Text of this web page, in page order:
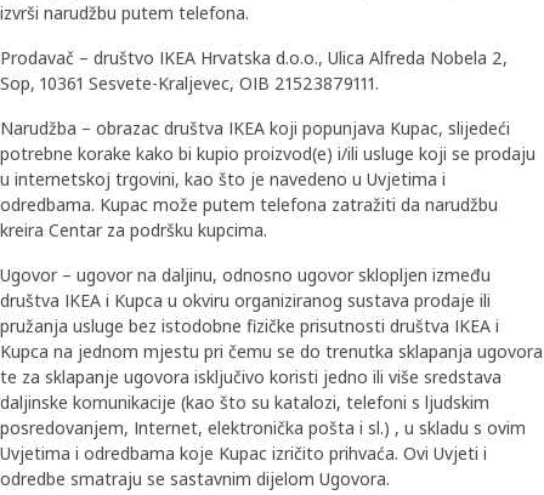
izvrši narudžbu putem telefona.
Prodavač – društvo IKEA Hrvatska d.o.o., Ulica Alfreda Nobela 2,
Sop, 10361 Sesvete-Kraljevec, OIB 21523879111.
Narudžba – obrazac društva IKEA koji popunjava Kupac, slijedeći
potrebne korake kako bi kupio proizvod(e) i/ili usluge koji se prodaju
u internetskoj trgovini, kao što je navedeno u Uvjetima i
odredbama. Kupac može putem telefona zatražiti da narudžbu
kreira Centar za podršku kupcima.
Ugovor – ugovor na daljinu, odnosno ugovor sklopljen između
društva IKEA i Kupca u okviru organiziranog sustava prodaje ili
pružanja usluge bez istodobne fizičke prisutnosti društva IKEA i
Kupca na jednom mjestu pri čemu se do trenutka sklapanja ugovora
te za sklapanje ugovora isključivo koristi jedno ili više sredstava
daljinske komunikacije (kao što su katalozi, telefoni s ljudskim
posredovanjem, Internet, elektronička pošta i sl.) , u skladu s ovim
Uvjetima i odredbama koje Kupac izričito prihvaća. Ovi Uvjeti i
odredbe smatraju se sastavnim dijelom Ugovora.